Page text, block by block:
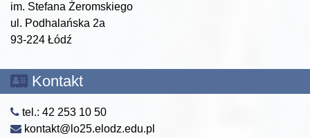
im. Stefana Żeromskiego
ul. Podhalańska 2a
93-224 Łódź
Kontakt
tel.: 42 253 10 50
kontakt@lo25.elodz.edu.pl